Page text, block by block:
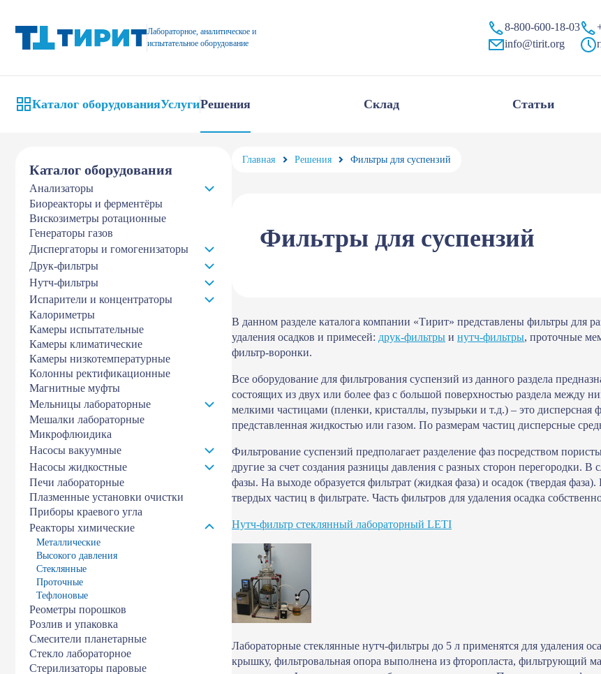
Лабораторное, аналитическое и
испытательное оборудование
8-800-600-18-03
info@tirit.org
Каталог оборудованияУслугиРешения Склад Статьи
Каталог оборудования
Анализаторы
Биореакторы и ферментёры
Вискозиметры ротационные
Генераторы газов
Диспергаторы и гомогенизаторы
Друк-фильтры
Нутч-фильтры
Испарители и концентраторы
Калориметры
Камеры испытательные
Камеры климатические
Камеры низкотемпературные
Колонны ректификационные
Магнитные муфты
Мельницы лабораторные
Мешалки лабораторные
Микрофлюидика
Насосы вакуумные
Насосы жидкостные
Печи лабораторные
Плазменные установки очистки
Приборы краевого угла
Реакторы химические
Металлические
Высокого давления
Стеклянные
Проточные
Тефлоновые
Реометры порошков
Розлив и упаковка
Смесители планетарные
Стекло лабораторное
Стерилизаторы паровые
Главная Решения Фильтры для суспензий
Фильтры для суспензий
В данном разделе каталога компании «Тирит» представлены фильтры для
удаления осадков и примесей: друк-фильтры и нутч-фильтры, проточные
фильтр-воронки.
Все оборудование для фильтрования суспензий из данного раздела
состоящих из двух или более фаз с большой поверхностью раздела между
мелкими частицами (пленки, кристаллы, пузырьки и т.д.) – это дисперсная
представленная жидкостью или газом. По размерам частиц дисперсные
Фильтрование суспензий предполагает разделение фаз посредством
другие за счет создания разницы давления с разных сторон перегородки.
фазы. На выходе образуется фильтрат (жидкая фаза) и осадок (твердая
твердых частиц в фильтрате. Часть фильтров для удаления осадка
Нутч-фильтр стеклянный лабораторный LETI
Лабораторные стеклянные нутч-фильтры до 5 л применятся для удаления
крышку, фильтровальная опора выполнена из фторопласта, фильтрующий